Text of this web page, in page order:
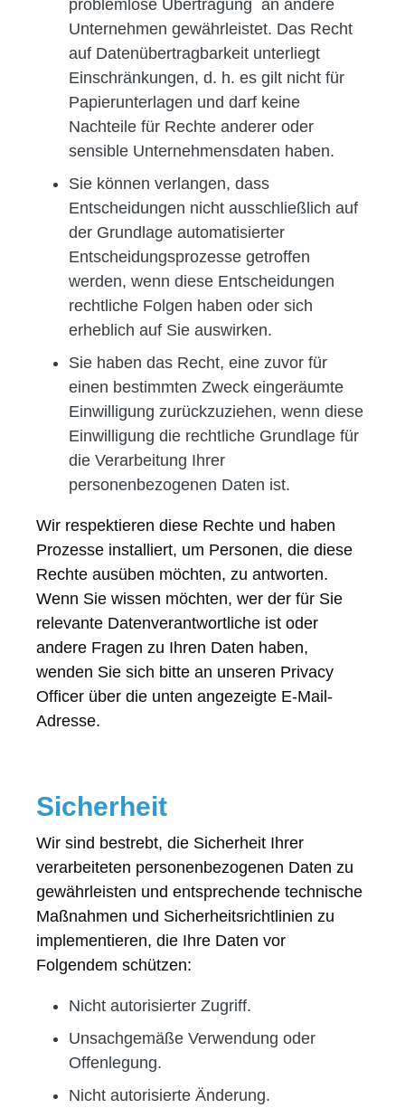
problemlose Übertragung an andere
Unternehmen gewährleistet. Das Recht
auf Datenübertragbarkeit unterliegt
Einschränkungen, d. h. es gilt nicht für
Papierunterlagen und darf keine
Nachteile für Rechte anderer oder
sensible Unternehmensdaten haben.
Sie können verlangen, dass
Entscheidungen nicht ausschließlich auf
der Grundlage automatisierter
Entscheidungsprozesse getroffen
werden, wenn diese Entscheidungen
rechtliche Folgen haben oder sich
erheblich auf Sie auswirken.
Sie haben das Recht, eine zuvor für
einen bestimmten Zweck eingeräumte
Einwilligung zurückzuziehen, wenn diese
Einwilligung die rechtliche Grundlage für
die Verarbeitung Ihrer
personenbezogenen Daten ist.
Wir respektieren diese Rechte und haben
Prozesse installiert, um Personen, die diese
Rechte ausüben möchten, zu antworten.
Wenn Sie wissen möchten, wer der für Sie
relevante Datenverantwortliche ist oder
andere Fragen zu Ihren Daten haben,
wenden Sie sich bitte an unseren Privacy
Officer über die unten angezeigte E-Mail-
Adresse.
Sicherheit
Wir sind bestrebt, die Sicherheit Ihrer
verarbeiteten personenbezogenen Daten zu
gewährleisten und entsprechende technische
Maßnahmen und Sicherheitsrichtlinien zu
implementieren, die Ihre Daten vor
Folgendem schützen:
Nicht autorisierter Zugriff.
Unsachgemäße Verwendung oder
Offenlegung.
Nicht autorisierte Änderung.